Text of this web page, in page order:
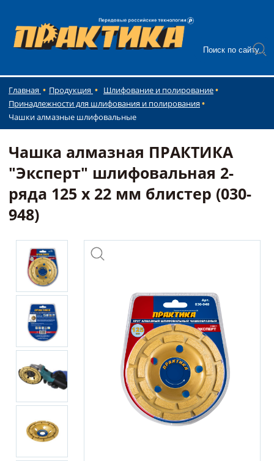
Главная Продукция
Шлифование и полирование
Принадлежности для шлифования и полирования
Чашки алмазные шлифовальные
Чашка алмазная ПРАКТИКА
"Эксперт" шлифовальная 2-
ряда 125 х 22 мм блистер (030-
948)